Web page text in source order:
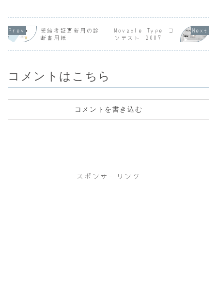
手の考えを受け入
れて折り合いをつ
けようとしないと
した。穏やかに話
寝も４日しまし
た。＜睡眠時間
ｈ）・今週 10.5
安定しているね。
120の86。下が
100のときもある
「・・・。」
ね。人と一
動すること
ですし、一
てリラック
受給者証更新用の診
断書用紙
Movable Type コ
ンテスト 2007
コメントはこちら
コメントを書き込む
スポンサーリンク